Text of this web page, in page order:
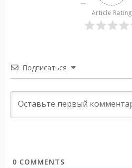
Article Rating
Подписаться
0 COMMENTS